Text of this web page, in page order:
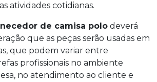
atividades cotidianas.
de camisa polo deverá
que as peças serão usadas em
que podem variar entre
profissionais no ambiente
no atendimento ao cliente e